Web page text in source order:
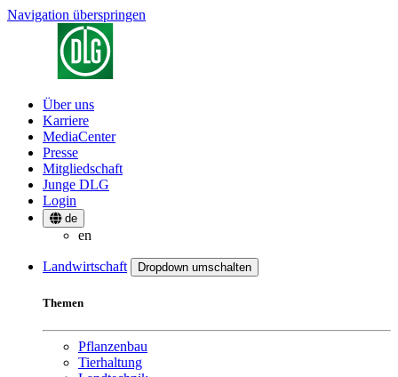
Navigation überspringen
Über uns
Karriere
MediaCenter
Presse
Mitgliedschaft
Junge DLG
Login
de
en
Landwirtschaft Dropdown umschalten
Themen
Pflanzenbau
Tierhaltung